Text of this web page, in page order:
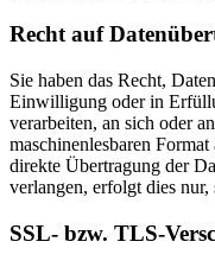
Recht auf
Sie haben das Recht,
Einwilligung oder in
verarbeiten, an sich oder
maschinenlesbaren
direkte Übertragung der
verlangen, erfolgt dies nur,
SSL- bzw. TLS-